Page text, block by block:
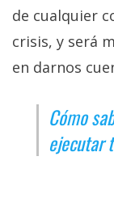
de cualquier
crisis, y será
en darnos
Cómo
ejecutar